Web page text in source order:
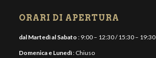
ORARI DI APERTURA
dal Martedì al Sabato : 9:00 – 12:30 / 15:30 – 19:30
Domenica e Lunedì: Chiuso